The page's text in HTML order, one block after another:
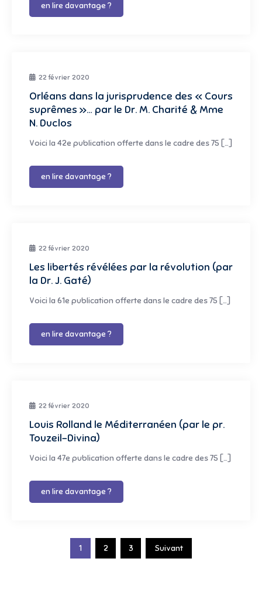
en lire davantage ?
22 février 2020
Orléans dans la jurisprudence des « Cours
suprêmes »… par le Dr. M. Charité & Mme
N. Duclos
Voici la 42e publication offerte dans le cadre des 75 […]
en lire davantage ?
22 février 2020
Les libertés révélées par la révolution (par
la Dr. J. Gaté)
Voici la 61e publication offerte dans le cadre des 75 […]
en lire davantage ?
22 février 2020
Louis Rolland le Méditerranéen (par le pr.
Touzeil-Divina)
Voici la 47e publication offerte dans le cadre des 75 […]
en lire davantage ?
Pagination
1 2 3 Suivant